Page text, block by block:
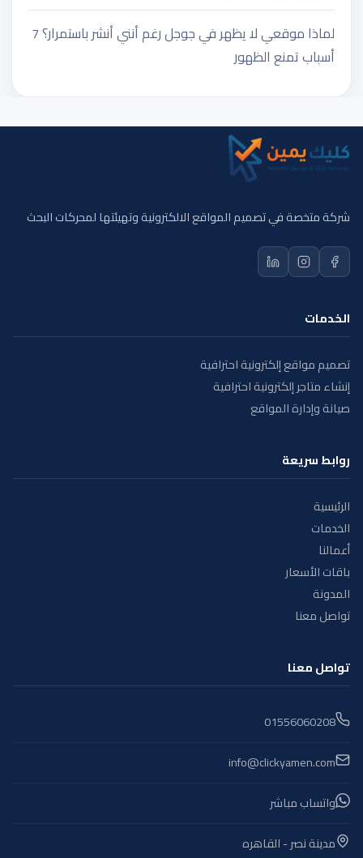
لماذا موقعي لا يظهر في جوجل رغم أنني أنشر باستمرار؟ 7
أسباب تمنع الظهور
شركة متخصة في تصميم المواقع الالكترونية وتهيئتها لمحركات البحث
الخدمات
تصميم مواقع إلكترونية احترافية
إنشاء متاجر إلكترونية احترافية
صيانة وإدارة المواقع
روابط سريعة
الرئيسية
الخدمات
أعمالنا
باقات الأسعار
المدونة
تواصل معنا
تواصل معنا
01556060208
info@clickyamen.com
واتساب مباشر
مدينة نصر - القاهره